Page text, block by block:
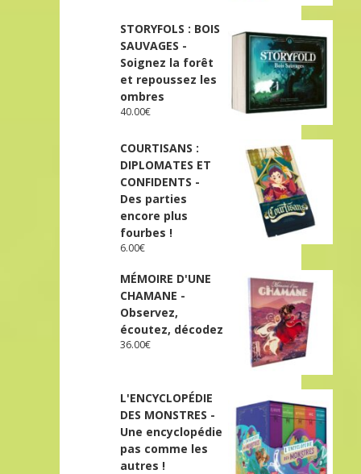
STORYFOLS : BOIS
SAUVAGES -
Soignez la forêt
et repoussez les
ombres
40.00€
COURTISANS :
DIPLOMATES ET
CONFIDENTS -
Des parties
encore plus
fourbes !
6.00€
MÉMOIRE D'UNE
CHAMANE -
Observez,
écoutez, décodez
36.00€
L'ENCYCLOPÉDIE
DES MONSTRES -
Une encyclopédie
pas comme les
autres !